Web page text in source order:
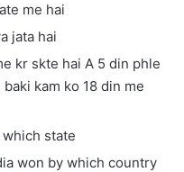
me hai
jata hai
kr skte hai A 5 din phle
kam ko 18 din me
state
won by which country